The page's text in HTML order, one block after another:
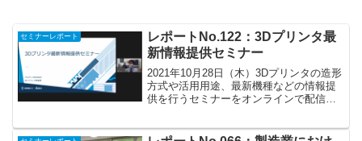
セミナーレポート
レポートNo.122：3Dプリンタ最
新情報提供セミナー
2021年10月28日（木）3Dプリンタの造形
方式や活用用途、最新機種などの情報提
供を行うセミナーをオンラインで配信し
ただきました。3Dプリンタの特徴と効